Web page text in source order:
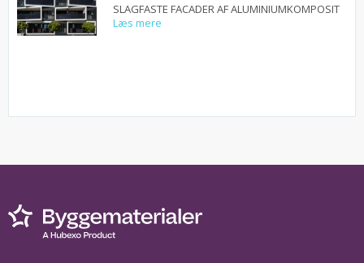
SLAGFASTE FACADER AF ALUMINIUMKOMPOSIT
Læs mere